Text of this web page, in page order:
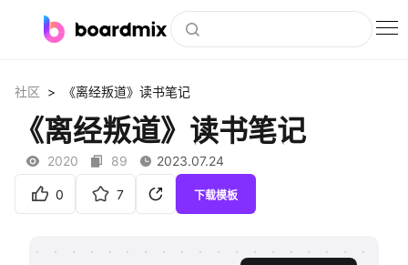
社区资源
下载
社区 > 《离经叛道》读书笔记
《离经叛道》读书笔记
2020 89 2023.07.24
0 7 下载模板